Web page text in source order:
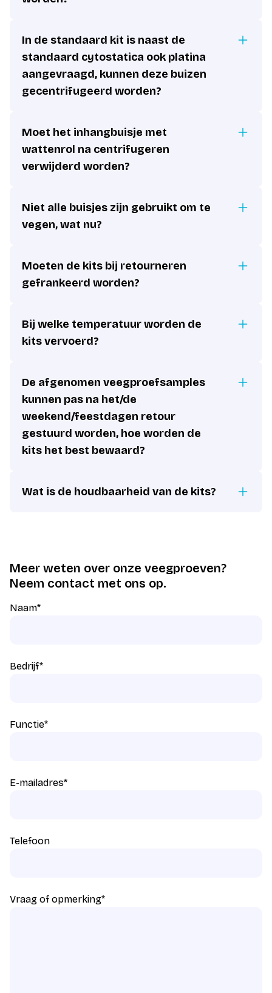
In de standaard kit is naast de
standaard cytostatica ook platina
aangevraagd, kunnen deze buizen
gecentrifugeerd worden?
Moet het inhangbuisje met
wattenrol na centrifugeren
verwijderd worden?
Niet alle buisjes zijn gebruikt om te
vegen, wat nu?
Moeten de kits bij retourneren
gefrankeerd worden?
Bij welke temperatuur worden de
kits vervoerd?
De afgenomen veegproefsamples
kunnen pas na het/de
weekend/feestdagen retour
gestuurd worden, hoe worden de
kits het best bewaard?
Wat is de houdbaarheid van de kits?
Meer weten over onze veegproeven?
Neem contact met ons op.
Naam*
Bedrijf*
Functie*
E-mailadres*
Telefoon
Vraag of opmerking*